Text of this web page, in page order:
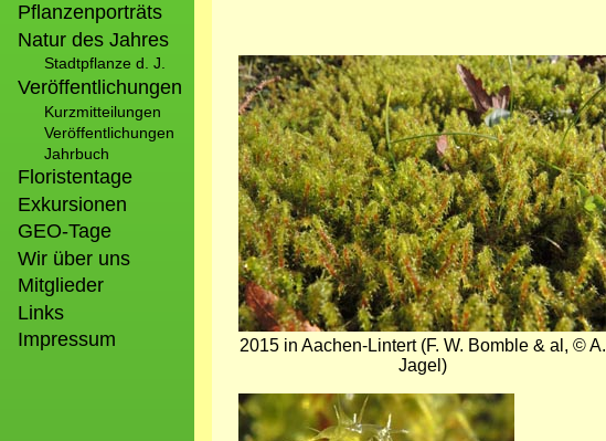
Pflanzenporträts
Natur des Jahres
Stadtpflanze d. J.
Veröffentlichungen
Kurzmitteilungen
Veröffentlichungen
Jahrbuch
Floristentage
Exkursionen
GEO-Tage
Wir über uns
Mitglieder
Links
Impressum
Bild
2015 in Aachen-Lintert (F. W. Bomble & al, © A.
Jagel)
Bild